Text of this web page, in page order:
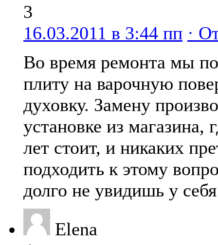
3
16.03.2011 в 3:44 пп ·
Во время ремонта мы
плиту на варочную
духовку. Замену
установке из магазина,
лет стоит, и никаких
подходить к этому
долго не увидишь у
Elena